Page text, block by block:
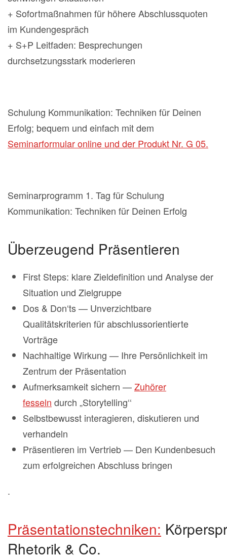
+ Sofortmaßnahmen für höhere Abschlussquoten
im Kundengespräch
+ S+P Leitfaden: Besprechungen
durchsetzungsstark moderieren
Schulung Kommunikation: Techniken für Deinen
Erfolg; bequem und einfach mit dem
Seminarformular online und der Produkt Nr. G 05.
Seminarprogramm 1. Tag für Schulung
Kommunikation: Techniken für Deinen Erfolg
Überzeugend Präsentieren
First Steps: klare Zieldefinition und Analyse der
Situation und Zielgruppe
Dos & Don‘ts — Unverzichtbare
Qualitätskriterien für abschlussorientierte
Vorträge
Nachhaltige Wirkung — Ihre Persönlichkeit im
Zentrum der Präsentation
Aufmerksamkeit sichern —Zuhörer
fesseln durch „Storytelling‘‘
Selbstbewusst interagieren, diskutieren und
verhandeln
Präsentieren im Vertrieb — Den Kundenbesuch
zum erfolgreichen Abschluss bringen
.
Präsentationstechniken:
Rhetorik & Co.